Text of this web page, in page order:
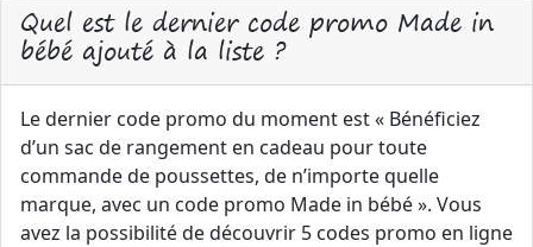
Quel est le dernier code promo Made in
bébé ajouté à la liste ?
Le dernier code promo du moment est « Bénéficiez
d’un sac de rangement en cadeau pour toute
commande de poussettes, de n’importe quelle
marque, avec un code promo Made in bébé ». Vous
avez la possibilité de découvrir 5 codes promo en ligne